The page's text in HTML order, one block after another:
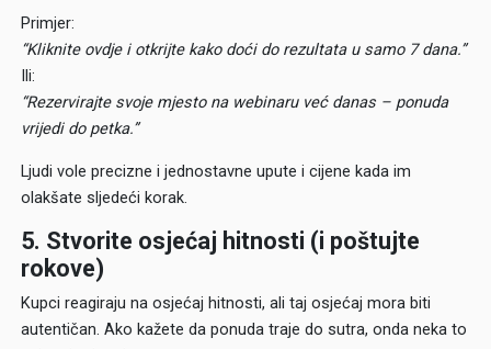
Primjer:
“Kliknite ovdje i otkrijte kako doći do rezultata u samo 7 dana.”
Ili:
“Rezervirajte svoje mjesto na webinaru već danas – ponuda
vrijedi do petka.”
Ljudi vole precizne i jednostavne upute i cijene kada im
olakšate sljedeći korak.
5. Stvorite osjećaj hitnosti (i poštujte
rokove)
Kupci reagiraju na osjećaj hitnosti, ali taj osjećaj mora biti
autentičan. Ako kažete da ponuda traje do sutra, onda neka to